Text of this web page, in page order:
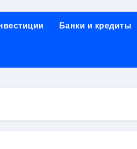
онлайн-образования в
регистрация,
Банки и кредиты